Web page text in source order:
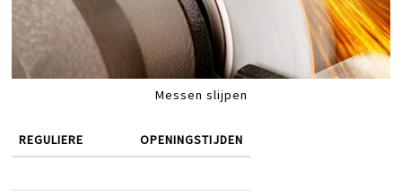
Messen slijpen
REGULIERE OPENINGSTIJDEN